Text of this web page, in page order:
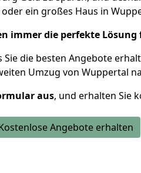
ein großes Haus in
immer die perfekte Lösung
die besten Angebote
Umzug von Wuppertal
aus, und erhalten Sie
Angebote erhalten